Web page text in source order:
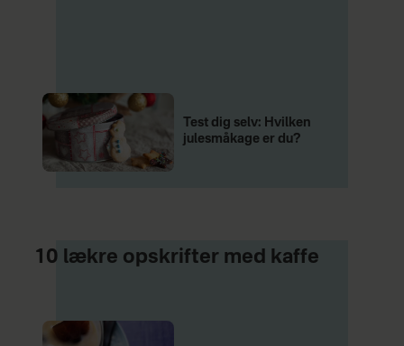
Test dig selv: Hvilken
julesmåkage er du?
10 lækre opskrifter med kaffe